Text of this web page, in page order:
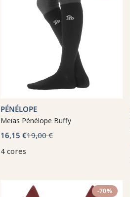
PÉNÉLOPE
Meias Pénélope Buffy
16,15 €19,00 €
4 cores
-70%